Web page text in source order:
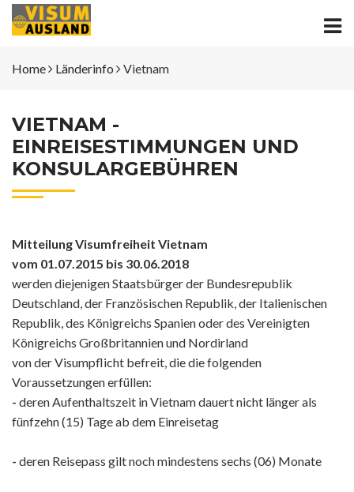
Home Länderinfo Vietnam
VIETNAM -
EINREISESTIMMUNGEN UND
KONSULARGEBÜHREN
Mitteilung Visumfreiheit Vietnam
vom 01.07.2015 bis 30.06.2018
werden diejenigen Staatsbürger der Bundesrepublik
Deutschland, der Französischen Republik, der Italienischen
Republik, des Königreichs Spanien oder des Vereinigten
Königreichs Großbritannien und Nordirland
von der Visumpflicht befreit, die die folgenden
Voraussetzungen erfüllen:
- deren Aufenthaltszeit in Vietnam dauert nicht länger als
fünfzehn (15) Tage ab dem Einreisetag
- deren Reisepass gilt noch mindestens sechs (06) Monate